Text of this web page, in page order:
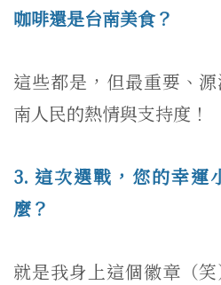
咖啡還是台南美食？
這些都是，但最重要、
南人民的熱情與支持度！
3. 這次選戰，您的幸運
麼？
就是我身上這個徽章（